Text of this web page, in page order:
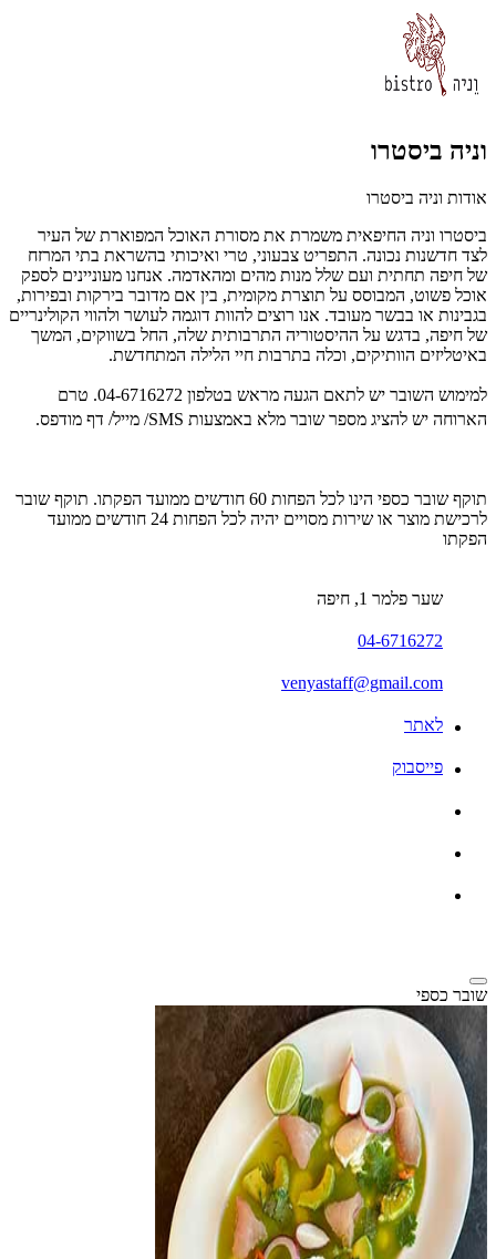
וניה ביסטרו
אודות וניה ביסטרו
ביסטרו וניה החיפאית משמרת את מסורת האוכל המפוארת של העיר
לצד חדשנות נכונה. התפריט צבעוני, טרי ואיכותי בהשראת בתי המרזח
של חיפה תחתית ועם שלל מנות מהים ומהאדמה. אנחנו מעוניינים לספק
אוכל פשוט, המבוסס על תוצרת מקומית, בין אם מדובר בירקות ובפירות,
בגבינות או בבשר מעובד. אנו רוצים להוות דוגמה לעושר ולהווי הקולינריים
של חיפה, בדגש על ההיסטוריה התרבותית שלה, החל בשווקים, המשך
באיטליזים הוותיקים, וכלה בתרבות חיי הלילה המתחדשת.
למימוש השובר יש לתאם הגעה מראש בטלפון
04-6716272. טרם
הארוחה יש להציג מספר שובר מלא באמצעות SMS/ מייל/ דף מודפס.
תוקף שובר כספי הינו לכל הפחות 60 חודשים ממועד הפקתו. תוקף שובר
לרכישת מוצר או שירות מסויים יהיה לכל הפחות 24 חודשים ממועד
הפקתו
שער פלמר 1, חיפה
04-6716272
venyastaff@gmail.com
לאתר
פייסבוק
שובר כספי